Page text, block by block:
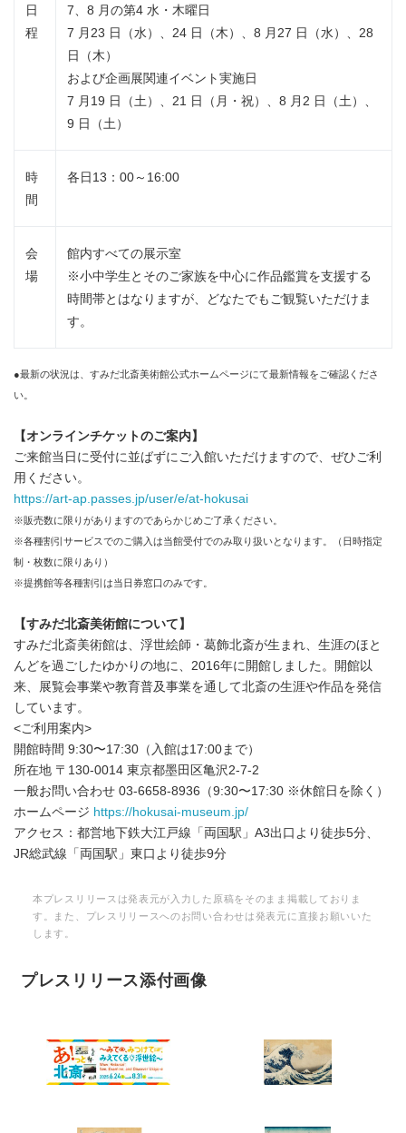
日
程
7、8 月の第4 水・木曜日
7 月23 日（水）、24 日（木）、8 月27 日（水）、28
日（木）
および企画展関連イベント実施日
7 月19 日（土）、21 日（月・祝）、8 月2 日（土）、
9 日（土）
時
間
各日13：00～16:00
会
場
館内すべての展示室
※小中学生とそのご家族を中心に作品鑑賞を支援する
時間帯とはなりますが、どなたでもご観覧いただけま
す。
●最新の状況は、すみだ北斎美術館公式ホームページにて最新情報をご確認くださ
い。
【オンラインチケットのご案内】
ご来館当日に受付に並ばずにご入館いただけますので、ぜひご利
用ください。
https://art-ap.passes.jp/user/e/at-hokusai
※販売数に限りがありますのであらかじめご了承ください。
※各種割引サービスでのご購入は当館受付でのみ取り扱いとなります。（日時指定
制・枚数に限りあり）
※提携館等各種割引は当日券窓口のみです。
【すみだ北斎美術館について】
すみだ北斎美術館は、浮世絵師・葛飾北斎が生まれ、生涯のほと
んどを過ごしたゆかりの地に、2016年に開館しました。開館以
来、展覧会事業や教育普及事業を通して北斎の生涯や作品を発信
しています。
<ご利用案内>
開館時間 9:30〜17:30（入館は17:00まで）
所在地 〒130-0014 東京都墨田区亀沢2-7-2
一般お問い合わせ 03-6658-8936（9:30〜17:30 ※休館日を除く）
ホームページ https://hokusai-museum.jp/
アクセス：都営地下鉄大江戸線「両国駅」A3出口より徒歩5分、
JR総武線「両国駅」東口より徒歩9分
本プレスリリースは発表元が入力した原稿をそのまま掲載しておりま
す。また、プレスリリースへのお問い合わせは発表元に直接お願いいた
します。
プレスリリース添付画像